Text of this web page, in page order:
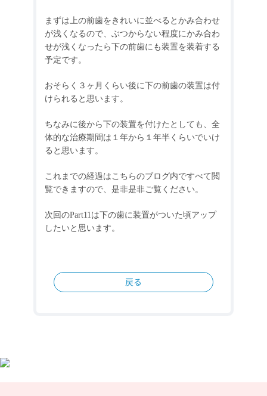
まずは上の前歯をきれいに並べるとかみ合わせ
が浅くなるので、ぶつからない程度にかみ合わ
せが浅くなったら下の前歯にも装置を装着する
予定です。
おそらく３ヶ月くらい後に下の前歯の装置は付
けられると思います。
ちなみに後から下の装置を付けたとしても、全
体的な治療期間は１年から１年半くらいでいけ
ると思います。
これまでの経過はこちらのブログ内ですべて閲
覧できますので、是非是非ご覧ください。
次回のPart11 は下の歯に装置がついた頃アップ
したいと思います。
戻る